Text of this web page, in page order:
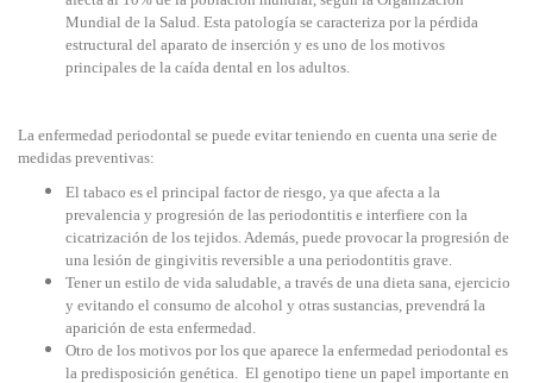
Mundial de la Salud. Esta patología se caracteriza por la pérdida
estructural del aparato de inserción y es uno de los motivos
principales de la caída dental en los adultos.
La enfermedad periodontal se puede evitar teniendo en cuenta una serie de
medidas preventivas:
El tabaco es el principal factor de riesgo, ya que afecta a la
prevalencia y progresión de las periodontitis e interfiere con la
cicatrización de los tejidos. Además, puede provocar la progresión de
una lesión de gingivitis reversible a una periodontitis grave.
Tener un estilo de vida saludable, a través de una dieta sana, ejercicio
y evitando el consumo de alcohol y otras sustancias, prevendrá la
aparición de esta enfermedad.
Otro de los motivos por los que aparece la enfermedad periodontal es
la predisposición genética. El genotipo tiene un papel importante en